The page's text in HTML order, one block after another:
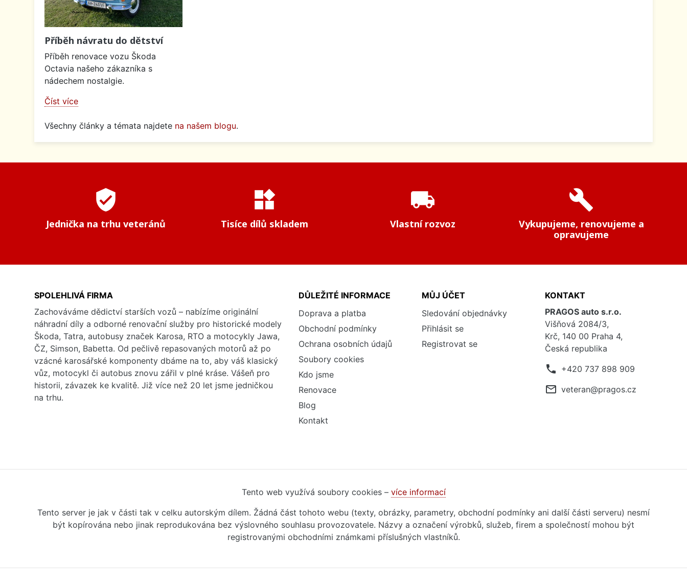
Příběh návratu do dětství
Příběh renovace vozu Škoda
Octavia našeho zákazníka s
nádechem nostalgie.
Číst více
Všechny články a témata najdete na našem blogu.
verified_user
Jednička na trhu veteránů
widgets
Tisíce dílů skladem
local_shipping
Vlastní rozvoz
build
Vykupujeme, renovujeme a
opravujeme
SPOLEHLIVÁ FIRMA
Zachováváme dědictví starších vozů – nabízíme originální
náhradní díly a odborné renovační služby pro historické modely
Škoda, Tatra, autobusy značek Karosa, RTO a motocykly Jawa,
ČZ, Simson, Babetta. Od pečlivě repasovaných motorů až po
vzácné karosářské komponenty dbáme na to, aby váš klasický
vůz, motocykl či autobus znovu zářil v plné kráse. Vášeň pro
historii, závazek ke kvalitě. Již více než 20 let jsme jedničkou
na trhu.
DŮLEŽITÉ INFORMACE
Doprava a platba
Obchodní podmínky
Ochrana osobních údajů
Soubory cookies
Kdo jsme
Renovace
Blog
Kontakt
MŮJ ÚČET
Sledování objednávky
Přihlásit se
Registrovat se
KONTAKT
PRAGOS auto s.r.o.
Višňová 2084/3,
Krč, 140 00 Praha 4,
Česká republika
phone +420 737 898 909
mail_outline veteran@pragos.cz
Tento web využívá soubory cookies – více informací
Tento server je jak v části tak v celku autorským dílem. Žádná část tohoto webu (texty, obrázky, parametry, obchodní podmínky ani další části serveru) nesmí
být kopírována nebo jinak reprodukována bez výslovného souhlasu provozovatele. Názvy a označení výrobků, služeb, firem a společností mohou být
registrovanými obchodními známkami příslušných vlastníků.